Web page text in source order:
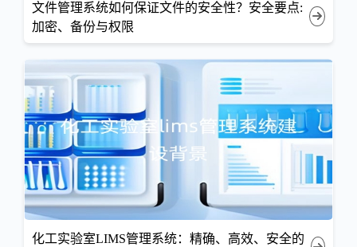
文件管理系统如何保证文件的安全性？安全要点:
加密、备份与权限
化工实验室LIMS管理系统：精确、高效、安全的